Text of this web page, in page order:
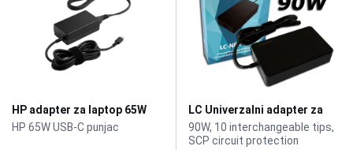
HP adapter za laptop 65W
1P3K6AA Type-C
HP 65W USB-C punjac
LC Univerzalni adapter za
laptope LC-NB-PRO-90 90W
90W, 10 interchangeable tips,
SCP circuit protection